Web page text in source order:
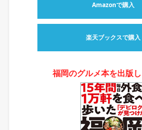
Amazonで購入
楽天ブックスで購入
福岡のグルメ本を出版し